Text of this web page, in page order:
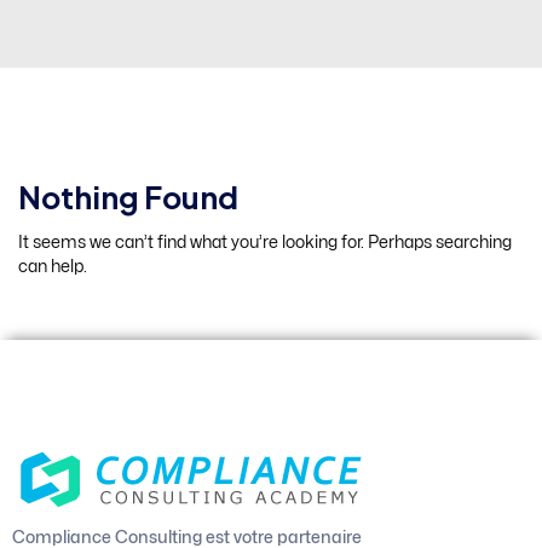
Nothing Found
It seems we can’t find what you’re looking for. Perhaps searching
can help.
Compliance Consulting est votre partenaire